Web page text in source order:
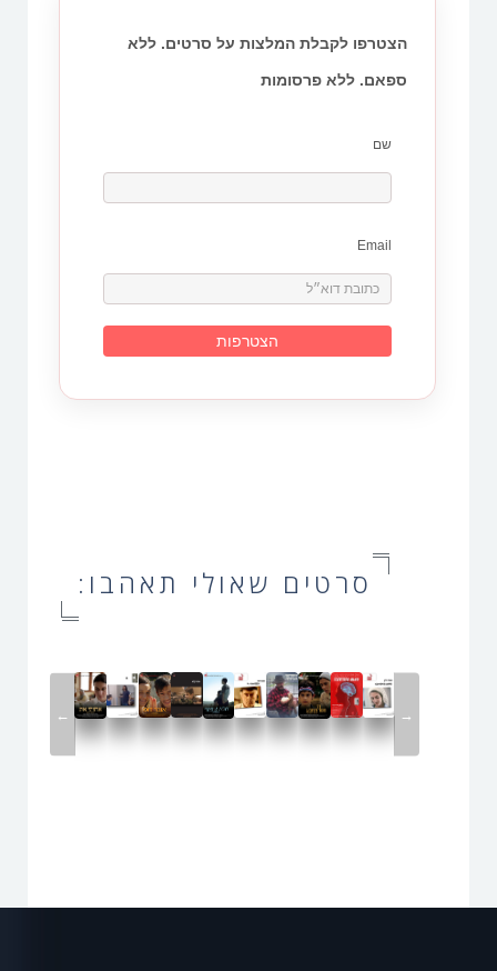
הצטרפו לקבלת המלצות על סרטים. ללא
ספאם. ללא פרסומות
שם
Email
סרטים שאולי תאהבו:
← →